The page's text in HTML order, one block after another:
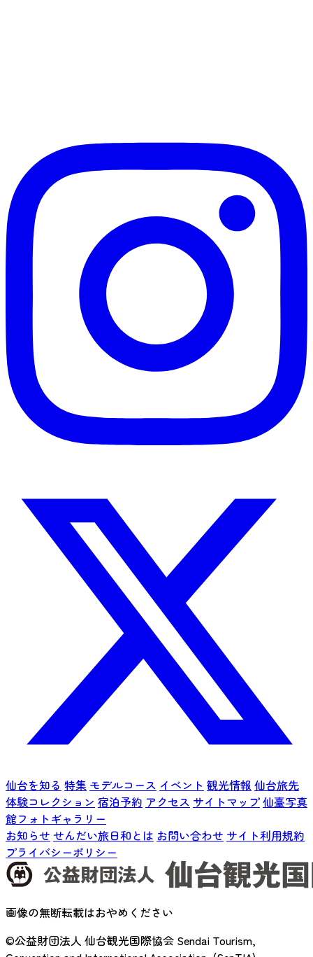
仙台を知る 特集 モデルコース イベント 観光情報 仙台旅先
体験コレクション 宿泊予約 アクセス サイトマップ仙臺写真
館フォトギャラリー
お知らせ せんだい旅日和とは お問い合わせ サイト利用規約
プライバシーポリシー
画像の無断転載はおやめください
©公益財団法人 仙台観光国際協会 Sendai Tourism,